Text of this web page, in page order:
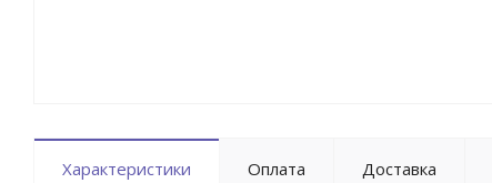
Характеристики Оплата Доставка